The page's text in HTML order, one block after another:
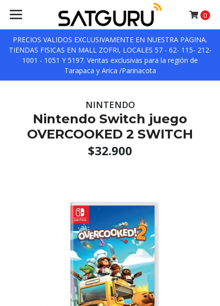
PRECIOS VALIDOS EXCLUSIVAMENTE EN NUESTRA PAGINA.
TIENDAS FISICAS EN MALL ZOFRI, LOCALES 57 - 62- 115- 212-
1001 - 1051 Y 5197. Ventas exclusivas para la región de
Tarapaca y Arica /Parinacota
0
NINTENDO
Nintendo Switch juego
OVERCOOKED 2 SWITCH
$32.900